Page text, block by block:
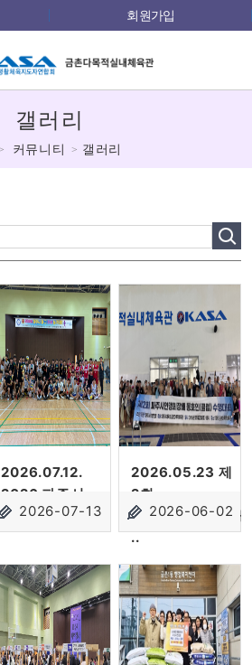
회원가입
커뮤니티 갤러리
갤러리
2026.07.12.
2026 파주시
중·고 ..
2026-07-13
2026.05.23 제
2회
파주시연맹회장배
..
2026-06-02